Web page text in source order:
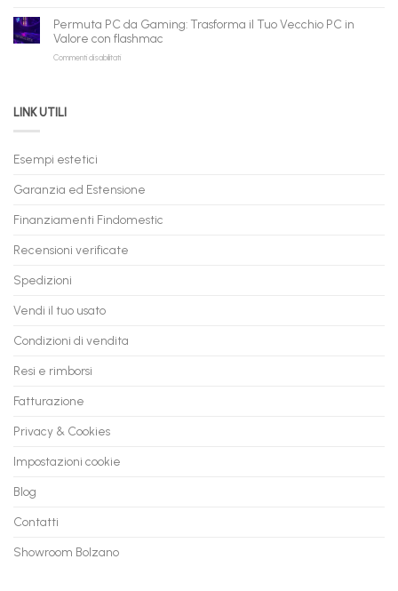
Nuovi
Ricondizionati,
Spedizione
Gaming
a
Rate
Online:
anche
a
Permuta PC da Gaming: Trasforma il Tuo Vecchio PC in
Valore con flashmac
Commenti disabilitatisu
in
con
LINK UTILI
Esempi estetici
Garanzia ed Estensione
Finanziamenti Findomestic
Recensioni verificate
Spedizioni
Vendi il tuo usato
Condizioni di vendita
Resi e rimborsi
Fatturazione
Privacy & Cookies
Impostazioni cookie
Blog
Contatti
Showroom Bolzano